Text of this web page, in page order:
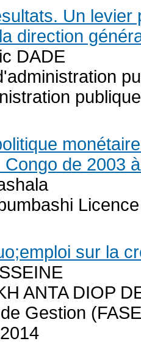
Un
direction
DADE
Congo de 2003
sur la
ANTA DIOP
Gestion